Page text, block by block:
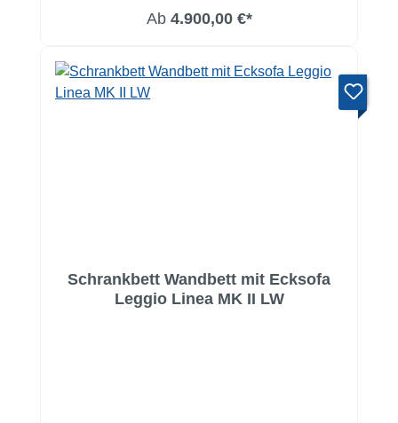
Ab 4.900,00 €*
Schrankbett Wandbett mit Ecksofa
Leggio Linea MK II LW